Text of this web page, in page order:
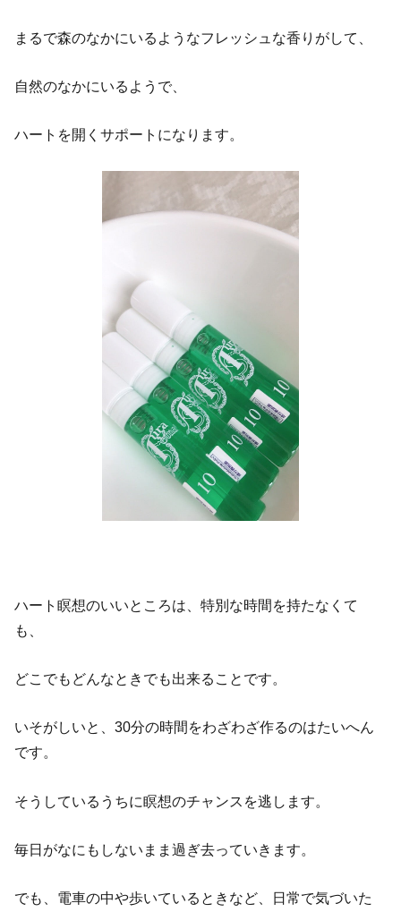
まるで森のなかにいるようなフレッシュな香りがして、
自然のなかにいるようで、
ハートを開くサポートになります。
ハート瞑想のいいところは、特別な時間を持たなくて
も、
どこでもどんなときでも出来ることです。
いそがしいと、30分の時間をわざわざ作るのはたいへん
です。
そうしているうちに瞑想のチャンスを逃します。
毎日がなにもしないまま過ぎ去っていきます。
でも、電車の中や歩いているときなど、日常で気づいた